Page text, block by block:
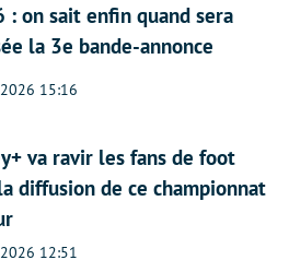
: on sait enfin quand sera
la 3e bande-annonce
15:16
va ravir les fans de foot
diffusion de ce championnat
12:51